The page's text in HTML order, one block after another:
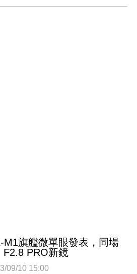
M1旗艦微單眼發表，同場
F2.8 PRO新鏡
09/10 15:00